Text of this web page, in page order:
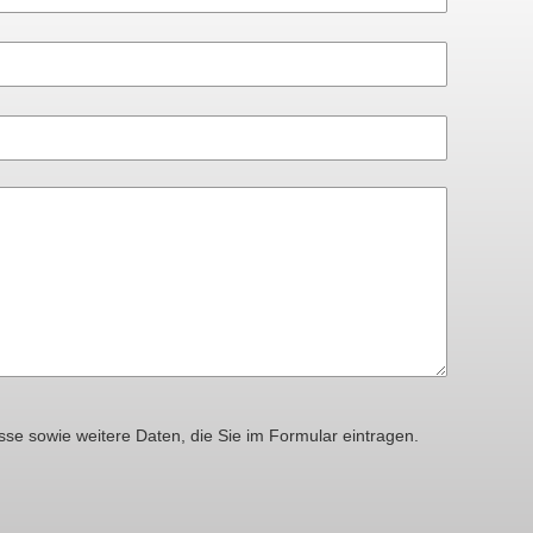
sowie weitere Daten, die Sie im Formular eintragen.